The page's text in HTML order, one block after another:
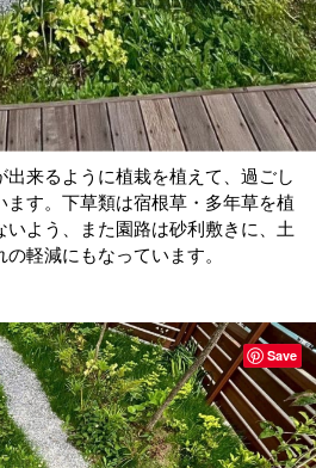
来るように植栽を植えて、過ごし
す。下草類は宿根草・多年草を植
いよう、また園路は砂利敷きに、土
軽減にもなっています。
Save